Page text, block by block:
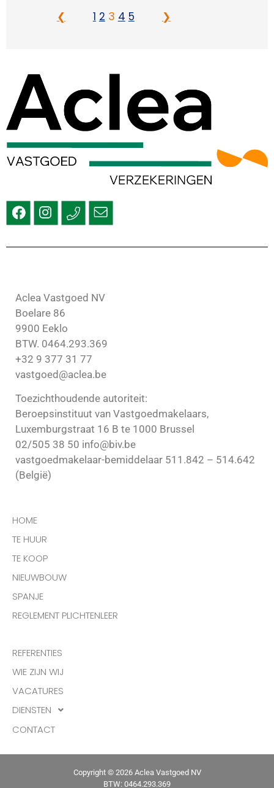
❮ 1 2 3 4 5 ❯
Aclea Vastgoed NV
Boelare 86
9900 Eeklo
BTW. 0464.293.369
+32 9 377 31 77
vastgoed@aclea.be
Toezichthoudende autoriteit:
Beroepsinstituut van Vastgoedmakelaars,
Luxemburgstraat 16 B te 1000 Brussel
02/505 38 50 info@biv.be
vastgoedmakelaar-bemiddelaar 511.842 – 514.642
(België)
HOME
TE HUUR
TE KOOP
NIEUWBOUW
SPANJE
REGLEMENT PLICHTENLEER
REFERENTIES
WIE ZIJN WIJ
VACATURES
DIENSTEN
CONTACT
Copyright © 2026 Aclea Vastgoed NV
BTW: 0464.293.369